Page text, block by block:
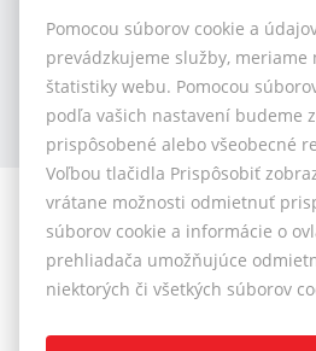
VYBRAŤ MAKLÉRA
© 2026 - 1.BCR s.r.o.
Sliačska 10235/1D, Bratislava
818 , Mobil: +421 901 789 818 , E-
Pomocou súborov cookie a
prevádzkujeme služby, meriame
štatistiky webu. Pomocou
podľa vašich nastavení budeme
prispôsobené alebo všeobecné
Voľbou tlačidla Prispôsobiť
vrátane možnosti odmietnuť
súborov cookie a informácie o
prehliadača umožňujúce
niektorých či všetkých súborov